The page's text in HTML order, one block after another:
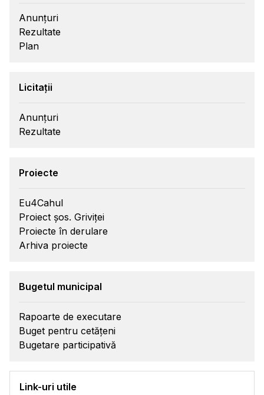
Anunțuri
Rezultate
Plan
Licitații
Anunțuri
Rezultate
Proiecte
Eu4Cahul
Proiect șos. Griviței
Proiecte în derulare
Arhiva proiecte
Bugetul municipal
Rapoarte de executare
Buget pentru cetățeni
Bugetare participativă
Link-uri utile